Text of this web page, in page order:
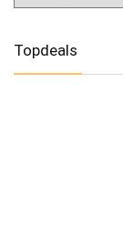
Topdeals